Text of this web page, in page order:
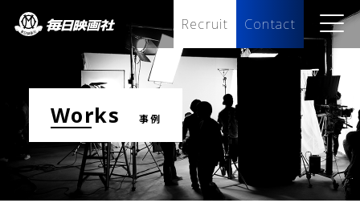
Recruit Contact
works 事例